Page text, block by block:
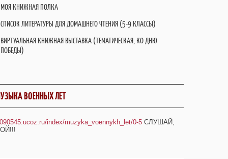
МОЯ КНИЖНАЯ ПОЛКА
СПИСОК ЛИТЕРАТУРЫ ДЛЯ ДОМАШНЕГО ЧТЕНИЯ (5-9 КЛАССЫ)
ВИРТУАЛЬНАЯ КНИЖНАЯ ВЫСТАВКА (ТЕМАТИЧЕСКАЯ, КО ДНЮ
ПОБЕДЫ)
ВОЕННЫХ ЛЕТ
index/muzyka_voennykh_let/0-5 СЛУШАЙ,